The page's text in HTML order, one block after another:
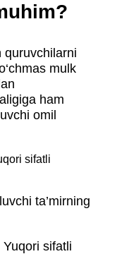
quruvchilarni
mulk
ham
omil
sifatli
ta’mirning
sifatli